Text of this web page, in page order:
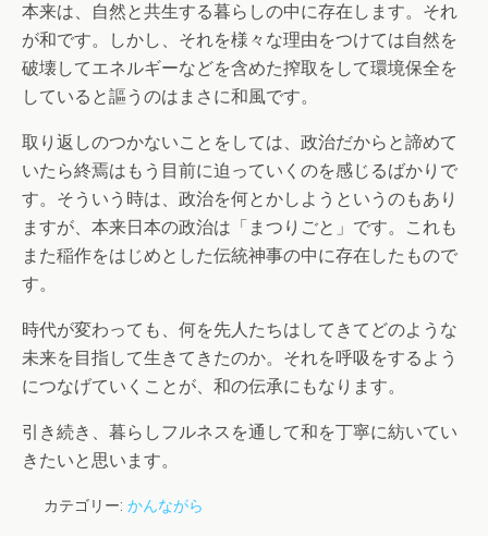
本来は、自然と共生する暮らしの中に存在します。それ
が和です。しかし、それを様々な理由をつけては自然を
破壊してエネルギーなどを含めた搾取をして環境保全を
していると謳うのはまさに和風です。
取り返しのつかないことをしては、政治だからと諦めて
いたら終焉はもう目前に迫っていくのを感じるばかりで
す。そういう時は、政治を何とかしようというのもあり
ますが、本来日本の政治は「まつりごと」です。これも
また稲作をはじめとした伝統神事の中に存在したもので
す。
時代が変わっても、何を先人たちはしてきてどのような
未来を目指して生きてきたのか。それを呼吸をするよう
につなげていくことが、和の伝承にもなります。
引き続き、暮らしフルネスを通して和を丁寧に紡いてい
きたいと思います。
カテゴリー: かんながら